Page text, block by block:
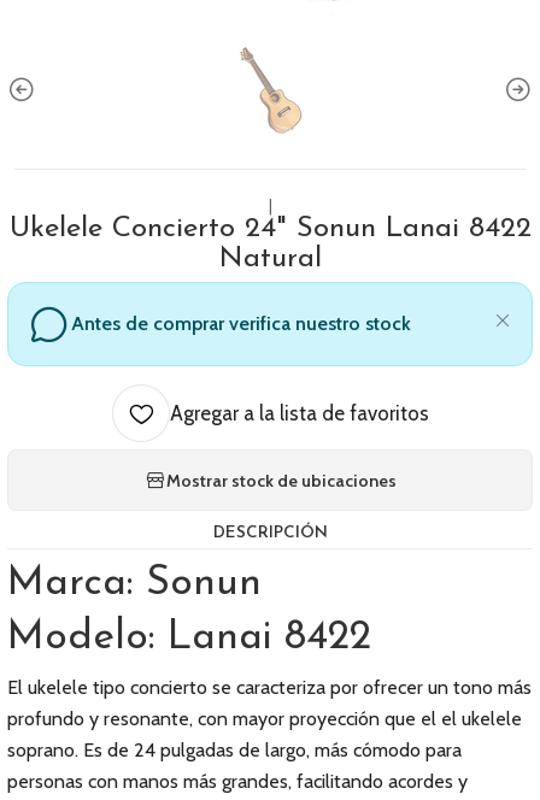
Ukelele Concierto 24" Sonun Lanai 8422
Natural
Antes de comprar verifica nuestro stock
Agregar a la lista de favoritos
Mostrar stock de ubicaciones
DESCRIPCIÓN
Marca: Sonun
Modelo: Lanai 8422
El ukelele tipo concierto se caracteriza por ofrecer un tono más
profundo y resonante, con mayor proyección que el el ukelele
soprano. Es de 24 pulgadas de largo, más cómodo para
personas con manos más grandes, facilitando acordes y